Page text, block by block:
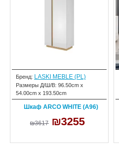
Бренд: LASKI MEBLE (PL)
Размеры Д/Ш/В: 96.50cm x
54.00cm x 193.50cm
Шкаф ARCO WHITE (A96)
₪3617 ₪3255